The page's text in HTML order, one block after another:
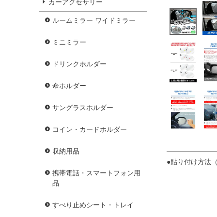
カーアクセサリー
ルームミラー ワイドミラー
ミニミラー
ドリンクホルダー
傘ホルダー
サングラスホルダー
コイン・カードホルダー
収納用品
携帯電話・スマートフォン用
品
すべり止めシート・トレイ
●貼り付け方法